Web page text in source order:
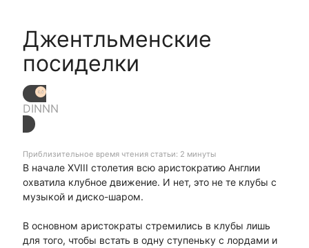
Джентльменские
посиделки
DINNN
Приблизительное время чтения статьи: 2 минуты
В начале XVIII столетия всю аристократию Англии
охватила клубное движение. И нет, это не те клубы с
музыкой и диско-шаром.
В основном аристократы стремились в клубы лишь
для того, чтобы встать в одну ступеньку с лордами и